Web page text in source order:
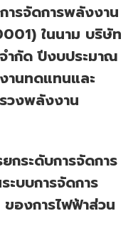
ารจัดการพลังงาน
ในนาม บริษัท
ำกัด ปีงบประมาณ
นทดแทนและ
วงพลังงาน
กระดับการจัดการ
ะบบการจัดการ
องการไฟฟ้าส่วน